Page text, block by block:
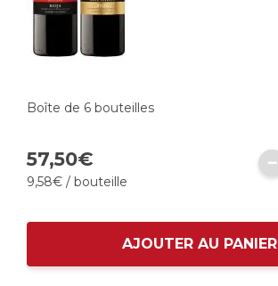
Boîte de 6 bouteilles
57,50€
9,58€ / bouteille
AJOUTER AU PANIER